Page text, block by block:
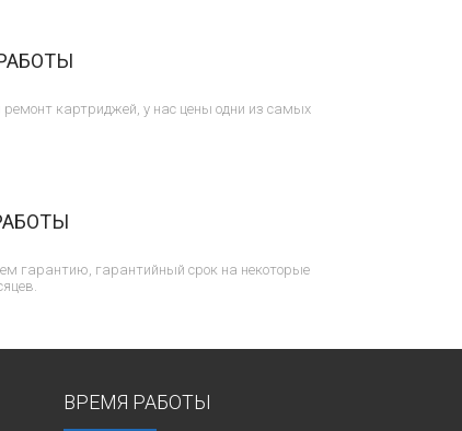
картриджей, у нас цены одни из самых
гарантию, гарантийный срок на некоторые
ВРЕМЯ РАБОТЫ